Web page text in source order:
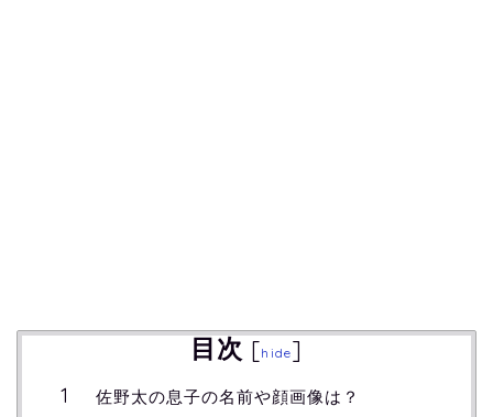
目次 [hide]
佐野太の息子の名前や顔画像は？